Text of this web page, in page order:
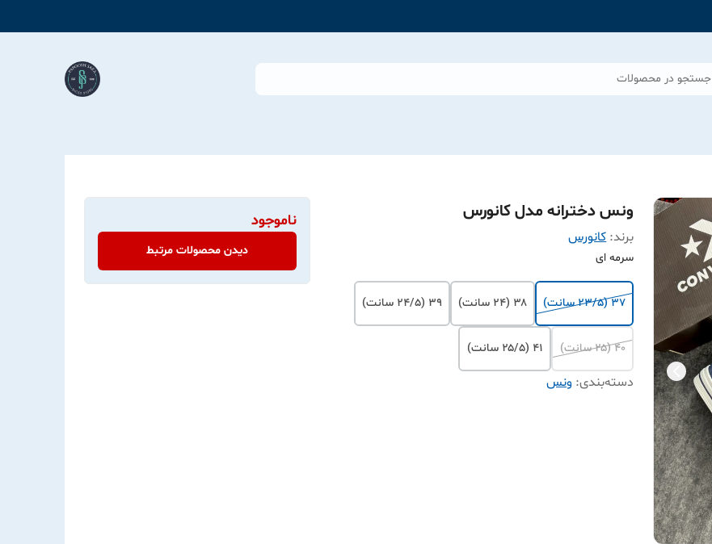
جستجو در محصولات
ونس دخترانه مدل کانورس
برند: کانورس
سرمه ای
۳۷ (۲۳/۵ سانت) ۳۸ (۲۴ سانت) ۳۹ (۲۴/۵ سانت)
۴۰ (۲۵ سانت) ۴۱ (۲۵/۵ سانت)
دسته‌بندی: ونس
ناموجود
دیدن محصولات مرتبط